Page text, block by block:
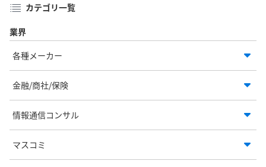
カテゴリ一覧
業界
各種メーカー
金融/商社/保険
情報通信コンサル
マスコミ